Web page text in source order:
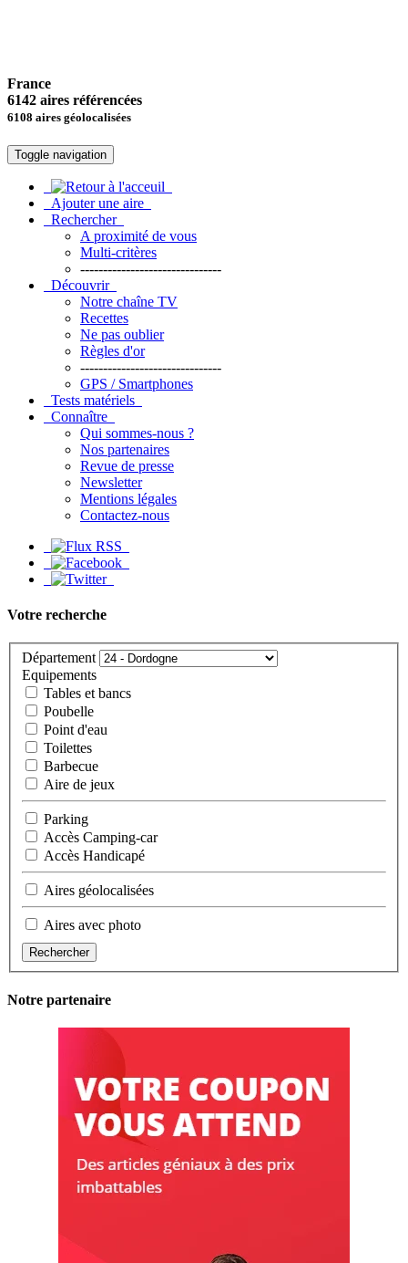
France
6142 aires référencées
6108 aires géolocalisées
Toggle navigation
Ajouter une aire
Rechercher
A proximité de vous
Multi-critères
-------------------------------
Découvrir
Notre chaîne TV
Recettes
Ne pas oublier
Règles d'or
-------------------------------
GPS / Smartphones
Tests matériels
Connaître
Qui sommes-nous ?
Nos partenaires
Revue de presse
Newsletter
Mentions légales
Contactez-nous
Votre recherche
Département
Equipements
Tables et bancs
Poubelle
Point d'eau
Toilettes
Barbecue
Aire de jeux
Parking
Accès Camping-car
Accès Handicapé
Aires géolocalisées
Aires avec photo
Rechercher
Notre partenaire